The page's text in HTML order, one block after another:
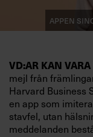
Appen
VD:AR KAN VARA
mejl från
Harvard Business
en app som
stavfel, utan
meddelanden